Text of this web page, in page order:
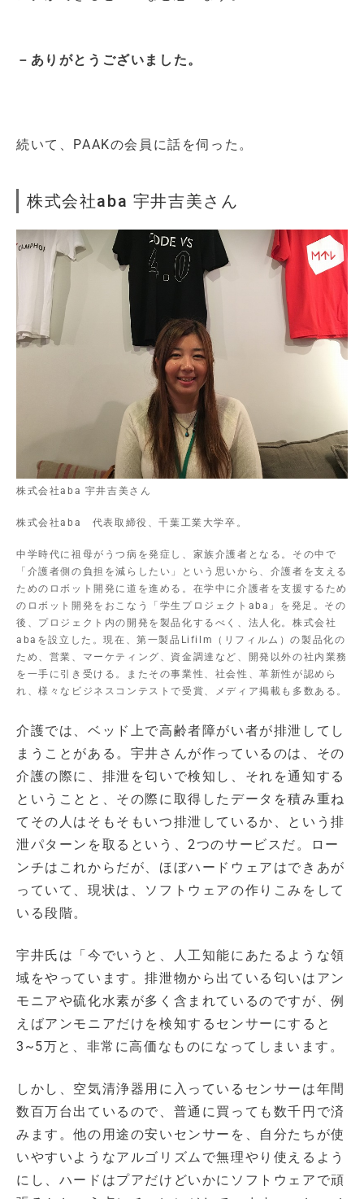
－ありがとうございました。
続いて、PAAKの会員に話を伺った。
株式会社aba 宇井吉美さん
株式会社aba 宇井吉美さん
株式会社aba 代表取締役、千葉工業大学卒。
中学時代に祖母がうつ病を発症し、家族介護者となる。その中で
「介護者側の負担を減らしたい」という思いから、介護者を支える
ためのロボット開発に道を進める。在学中に介護者を支援するため
のロボット開発をおこなう「学生プロジェクトaba」を発足。その
後、プロジェクト内の開発を製品化するべく、法人化。株式会社
abaを設立した。現在、第一製品Lifilm（リフィルム）の製品化の
ため、営業、マーケティング、資金調達など、開発以外の社内業務
を一手に引き受ける。またその事業性、社会性、革新性が認めら
れ、様々なビジネスコンテストで受賞、メディア掲載も多数ある。
介護では、ベッド上で高齢者障がい者が排泄してし
まうことがある。宇井さんが作っているのは、その
介護の際に、排泄を匂いで検知し、それを通知する
ということと、その際に取得したデータを積み重ね
てその人はそもそもいつ排泄しているか、という排
泄パターンを取るという、2つのサービスだ。ロー
ンチはこれからだが、ほぼハードウェアはできあが
っていて、現状は、ソフトウェアの作りこみをして
いる段階。
宇井氏は「今でいうと、人工知能にあたるような領
域をやっています。排泄物から出ている匂いはアン
モニアや硫化水素が多く含まれているのですが、例
えばアンモニアだけを検知するセンサーにすると
3~5万と、非常に高価なものになってしまいます。
しかし、空気清浄器用に入っているセンサーは年間
数百万台出ているので、普通に買っても数千円で済
みます。他の用途の安いセンサーを、自分たちが使
いやすいようなアルゴリズムで無理やり使えるよう
にし、ハードはプアだけどいかにソフトウェアで頑